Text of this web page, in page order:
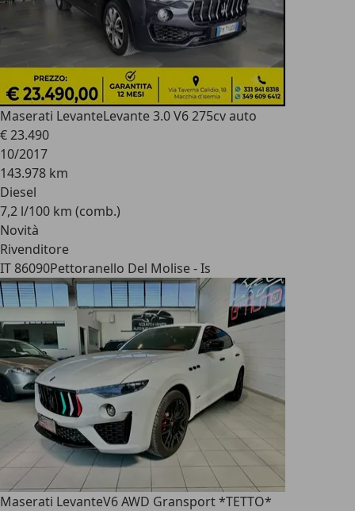
Maserati LevanteLevante 3.0 V6 275cv auto
€ 23.490
10/2017
143.978 km
Diesel
7,2 l/100 km (comb.)
Novità
Rivenditore
IT 86090Pettoranello Del Molise - Is
Maserati LevanteV6 AWD Gransport *TETTO*